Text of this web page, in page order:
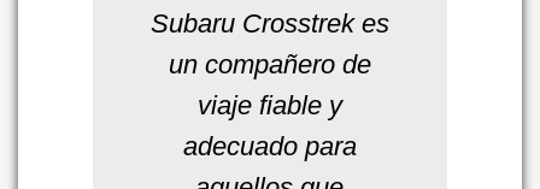
Subaru Crosstrek es
un compañero de
viaje fiable y
adecuado para